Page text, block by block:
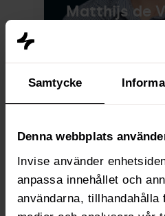
Samtycke
Denna webbplats
Invise använder
anpassa innehållet och
användarna,
Matthijs de